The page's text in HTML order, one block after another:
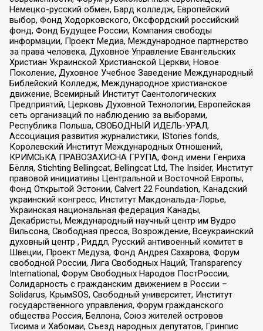
Немецко-русский обмен, Бард колледж, Европейский
выбор, Фонд Ходорковского, Оксфордский российский
фонд, Фонд Будущее России, Компания свободы
информации, Проект Медиа, Международное партнерство
за права человека, Духовное Управление Евангельских
Христиан Украинской Христианской Церкви, Новое
Поколение, Духовное Учебное Заведение Международный
Библейский Колледж, Международное христианское
движение, Всемирный Институт Саентологических
Предприятий, Церковь Духовной Технологии, Европейская
сеть организаций по наблюдению за выборами,
Республика Польша, СВОБОДНЫЙ ИДЕЛЬ-УРАЛ,
Ассоциация развития журналистики, IStories fonds,
Королевский Институт Международных Отношений,
КРИМСЬКА ПРАВОЗАХИСНА ГРУПА, Фонд имени Генриха
Бёлля, Stichting Bellingcat, Bellingcat Ltd, The Insider, Институт
правовой инициативы Центральной и Восточной Европы,
Фонд Открытой Эстонии, Calvert 22 Foundation, Канадский
украинский конгресс, Институт Макдональда-Лорье,
Украинская национальная федерация Канады,
Декабристы, Международный научный центр им Вудро
Вильсона, Свободная пресса, Возрождение, Всеукраинский
духовный центр , Риддл, Русский антивоенный комитет в
Швеции, Проект Медуза, Фонд Андрея Сахарова, Форум
свободной России, Лига Свободных Наций, Transparеncy
International, Форум Свободных Народов ПостРоссии,
Солидарность с гражданским движением в России –
Solidarus, КрымSOS, Свободный университет, Институт
государственного управления, Форум гражданского
общества Россия, Беллона, Союз жителей островов
Тисима и Хабомаи, Съезд народных депутатов, Гринпис